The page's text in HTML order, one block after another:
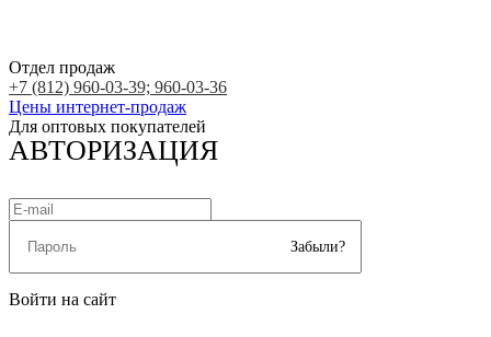
Отдел продаж
+7 (812) 960-03-39; 960-03-36
Цены интернет-продаж
Для оптовых покупателей
АВТОРИЗАЦИЯ
Забыли?
Войти на сайт